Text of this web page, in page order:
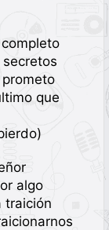
que
algo
traición